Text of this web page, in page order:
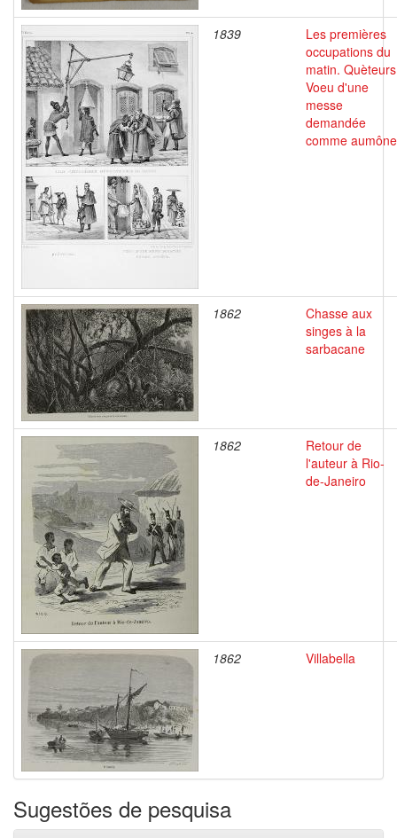
1839
Les premières
occupations du
matin.
Voeu d'une
messe
demandée
comme aumône
1862
Chasse aux
singes à la
sarbacane
1862
Retour de
l'auteur à Rio-
de-Janeiro
1862 Villabella
Sugestões de pesquisa